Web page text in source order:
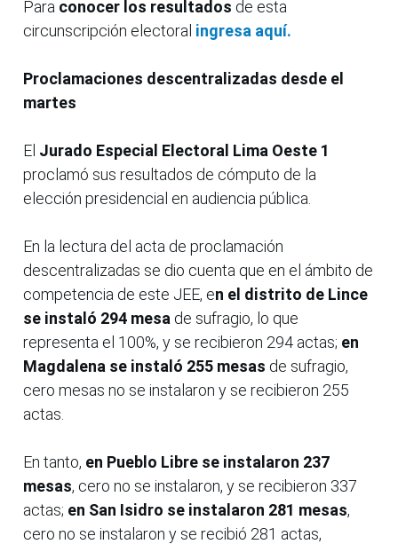
Para conocer los resultados de esta
circunscripción electoral ingresa aquí.
Proclamaciones descentralizadas desde el
martes
El Jurado Especial Electoral Lima Oeste 1
proclamó sus resultados de cómputo de la
elección presidencial en audiencia pública.
En la lectura del acta de proclamación
descentralizadas se dio cuenta que en el ámbito de
competencia de este JEE, en el distrito de Lince
se instaló 294 mesa de sufragio, lo que
representa el 100%, y se recibieron 294 actas; en
Magdalena se instaló 255 mesas de sufragio,
cero mesas no se instalaron y se recibieron 255
actas.
En tanto, en Pueblo Libre se instalaron 237
mesas, cero no se instalaron, y se recibieron 337
actas; en San Isidro se instalaron 281 mesas,
cero no se instalaron y se recibió 281 actas,